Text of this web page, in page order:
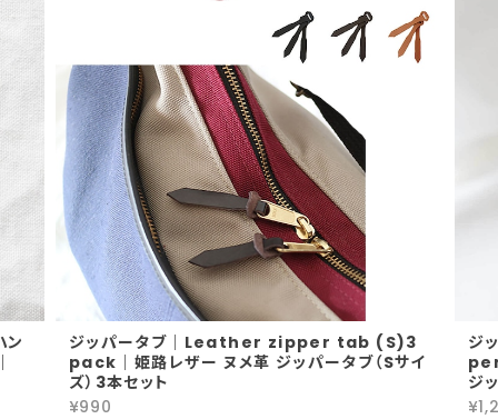
ン
ジッパータブ｜Leather zipper tab (S)3
pack｜姫路レザー ヌメ革 ジッパータブ（Sサイ
ズ）3本セット
¥990
ジ
ジ